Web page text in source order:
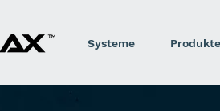
Systeme Produkte